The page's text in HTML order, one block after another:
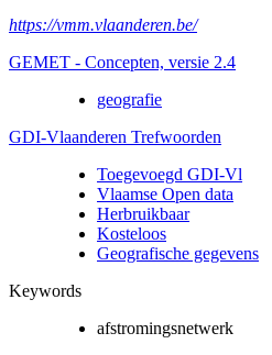
https://vmm.vlaanderen.be/
GEMET - Concepten, versie 2.4
geografie
GDI-Vlaanderen Trefwoorden
Toegevoegd GDI-Vl
Vlaamse Open data
Herbruikbaar
Kosteloos
Geografische gegevens
Keywords
afstromingsnetwerk